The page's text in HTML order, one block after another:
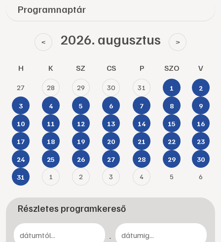
Programnaptár
< 2026. augusztus >
H K SZ CS P SZO V
27 28 29 30 31 1 2
3 4 5 6 7 8 9
10 11 12 13 14 15 16
17 18 19 20 21 22 23
24 25 26 27 28 29 30
31 1 2 3 4 5 6
Részletes programkereső
-